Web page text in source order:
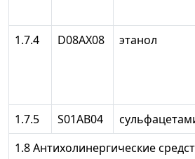
1.7.4 D08AX08 этанол
1.7.5 S01AB04
1.8 Антихолинергические